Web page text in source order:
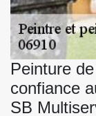
Peinture
confiance
SB